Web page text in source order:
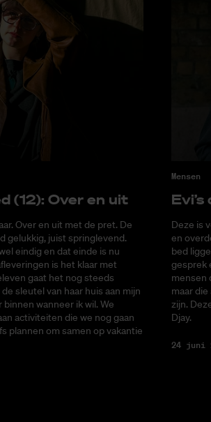
(12): Over en uit
Over en uit met de pret. De
gelukkig, juist springlevend.
eindig en dat einde is nu
is het klaar met
gaat het nog steeds
sleutel van haar huis aan mijn
wanneer ik wil. We
activiteiten die we nog gaan
plannen om samen op vakantie
Mensen
Deze is
en
bed
gesprek
mensen
maar
zijn.
Djay.
24 juni